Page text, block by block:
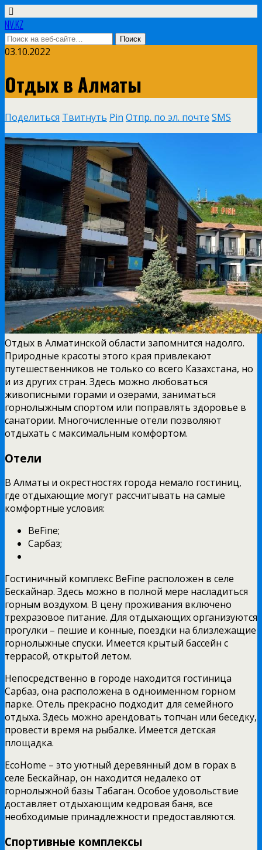
NV.KZ
03.10.2022
Отдых в Алматы
Поделиться Твитнуть Pin Отпр. по эл. почте SMS
Отдых в Алматинской области запомнится надолго.
Природные красоты этого края привлекают
путешественников не только со всего Казахстана, но
и из других стран. Здесь можно любоваться
живописными горами и озерами, заниматься
горнолыжным спортом или поправлять здоровье в
санатории. Многочисленные отели позволяют
отдыхать с максимальным комфортом.
Отели
В Алматы и окрестностях города немало гостиниц,
где отдыхающие могут рассчитывать на самые
комфортные условия:
BeFine;
Сарбаз;
Гостиничный комплекс BeFine расположен в селе
Бескайнар. Здесь можно в полной мере насладиться
горным воздухом. В цену проживания включено
трехразовое питание. Для отдыхающих организуются
прогулки – пешие и конные, поездки на близлежащие
горнолыжные спуски. Имеется крытый бассейн с
террасой, открытой летом.
Непосредственно в городе находится гостиница
Сарбаз, она расположена в одноименном горном
парке. Отель прекрасно подходит для семейного
отдыха. Здесь можно арендовать топчан или беседку,
провести время на рыбалке. Имеется детская
площадка.
EcoHome – это уютный деревянный дом в горах в
селе Бескайнар, он находится недалеко от
горнолыжной базы Табаган. Особое удовольствие
доставляет отдыхающим кедровая баня, все
необходимые принадлежности предоставляются.
Спортивные комплексы